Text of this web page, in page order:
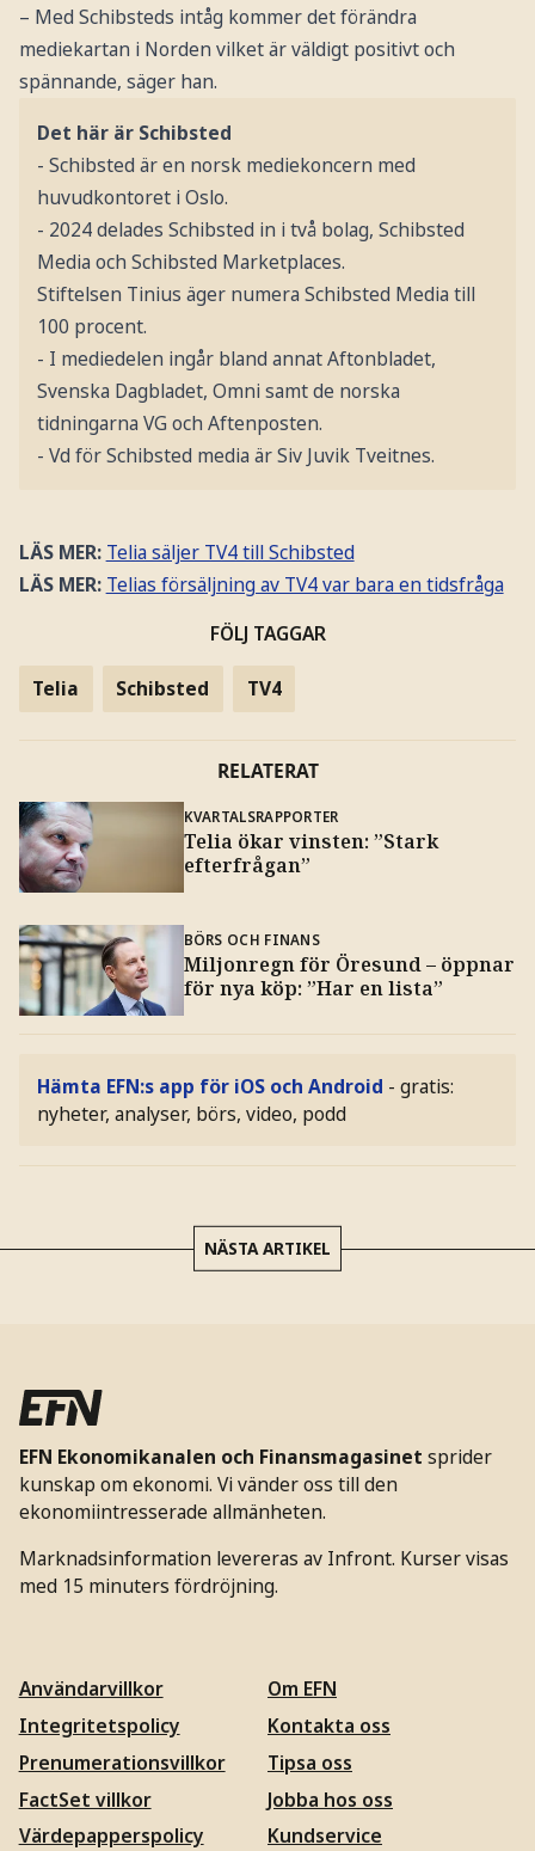
– Med Schibsteds intåg kommer det förändra
mediekartan i Norden vilket är väldigt positivt och
spännande, säger han.
Det här är Schibsted
- Schibsted är en norsk mediekoncern med
huvudkontoret i Oslo.
- 2024 delades Schibsted in i två bolag, Schibsted
Media och Schibsted Marketplaces.
Stiftelsen Tinius äger numera Schibsted Media till
100 procent.
- I mediedelen ingår bland annat Aftonbladet,
Svenska Dagbladet, Omni samt de norska
tidningarna VG och Aftenposten.
- Vd för Schibsted media är Siv Juvik Tveitnes.
LÄS MER: Telia säljer TV4 till Schibsted
LÄS MER: Telias försäljning av TV4 var bara en tidsfråga
FÖLJ TAGGAR
Telia Schibsted TV4
RELATERAT
KVARTALSRAPPORTER
Telia ökar vinsten: ”Stark
efterfrågan”
BÖRS OCH FINANS
Miljonregn för Öresund – öppnar
för nya köp: ”Har en lista”
Hämta EFN:s app för iOS och Android - gratis:
nyheter, analyser, börs, video, podd
NÄSTA ARTIKEL
EFN Ekonomikanalen och Finansmagasinet sprider
kunskap om ekonomi. Vi vänder oss till den
ekonomiintresserade allmänheten.
Marknadsinformation levereras av Infront. Kurser visas
med 15 minuters fördröjning.
Användarvillkor
Integritetspolicy
Prenumerationsvillkor
FactSet villkor
Värdepapperspolicy
Om EFN
Kontakta oss
Tipsa oss
Jobba hos oss
Kundservice